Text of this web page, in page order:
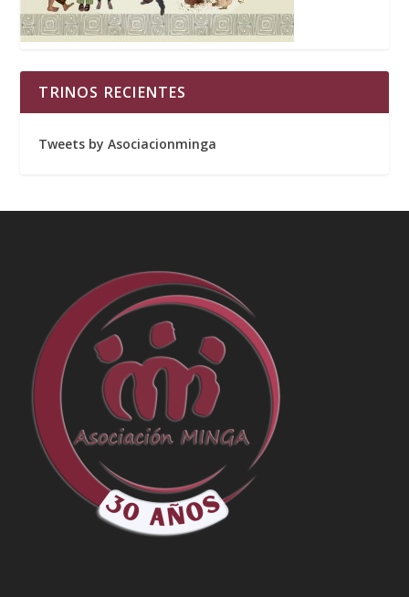
TRINOS RECIENTES
Tweets by Asociacionminga